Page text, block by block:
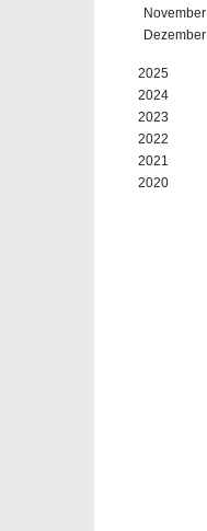
November
Dezember
2025
2024
2023
2022
2021
2020